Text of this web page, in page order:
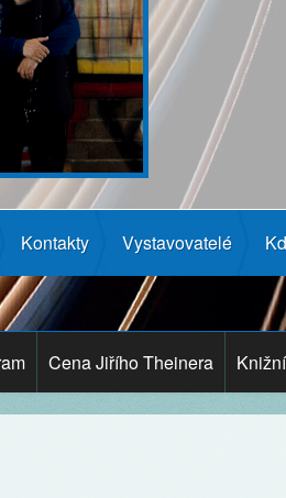
Kontakty Vystavovatelé
Cena Jiřího Theinera